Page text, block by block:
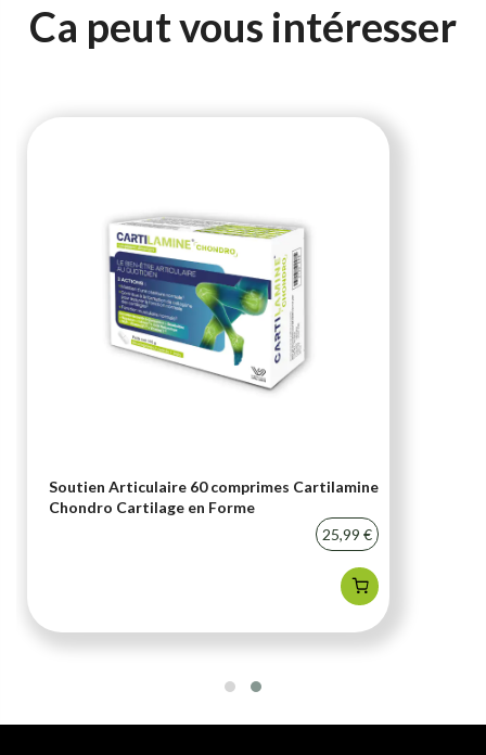
Ca peut vous intéresser
Soutien Articulaire 60 comprimes Cartilamine
Chondro Cartilage en Forme
25,99 €